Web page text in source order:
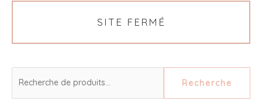
SITE FERMÉ
pour :
Recherche